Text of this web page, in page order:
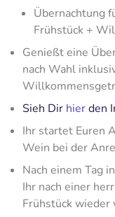
Übernachtung
Frühstück +
Genießt eine
nach Wahl
Sieh Dir hierden
Ihr startet Euren
Wein bei der
Nach einem Tag
Ihr nach einer
Frühstück